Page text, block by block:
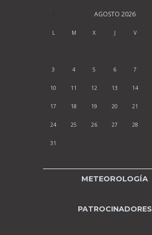
AGOSTO 2026
L M X J V
3 4 5 6 7
10 11 12 13 14
17 18 19 20 21
24 25 26 27 28
31
METEOROLOGÍA
PATROCINADORES